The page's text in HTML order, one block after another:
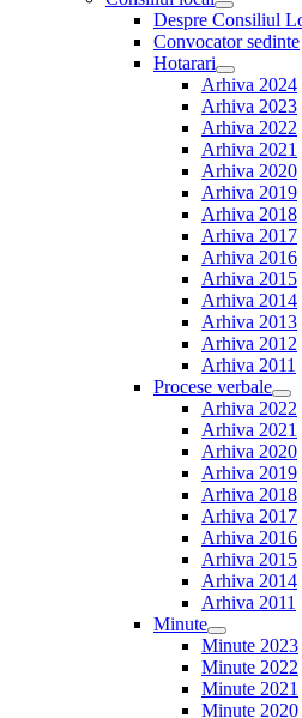
Show
sub
menu
Despre Consiliul
Convocator sedinte
Hotarari
Show
sub
menu
Arhiva 2024
Arhiva 2023
Arhiva 2022
Arhiva 2021
Arhiva 2020
Arhiva 2019
Arhiva 2018
Arhiva 2017
Arhiva 2016
Arhiva 2015
Arhiva 2014
Arhiva 2013
Arhiva 2012
Arhiva 2011
Procese verbale
sub
Arhiva 2022
Arhiva 2021
Arhiva 2020
Arhiva 2019
Arhiva 2018
Arhiva 2017
Arhiva 2016
Arhiva 2015
Arhiva 2014
Arhiva 2011
Minute
Show
sub
menu
Minute 2023
Minute 2022
Minute 2021
Minute 2020